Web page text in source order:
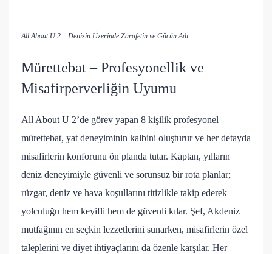
All About U 2 – Denizin Üzerinde Zarafetin ve Gücün Adı
Mürettebat – Profesyonellik ve
Misafirperverliğin Uyumu
All About U 2’de görev yapan 8 kişilik profesyonel
mürettebat, yat deneyiminin kalbini oluşturur ve her detayda
misafirlerin konforunu ön planda tutar. Kaptan, yılların
deniz deneyimiyle güvenli ve sorunsuz bir rota planlar;
rüzgar, deniz ve hava koşullarını titizlikle takip ederek
yolculuğu hem keyifli hem de güvenli kılar. Şef, Akdeniz
mutfağının en seçkin lezzetlerini sunarken, misafirlerin özel
taleplerini ve diyet ihtiyaçlarını da özenle karşılar. Her